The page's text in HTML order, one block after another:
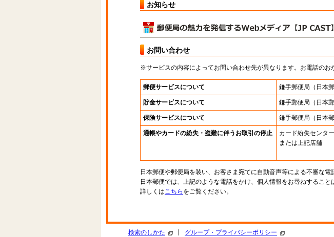
お知らせ
お問い合わせ
※サービスの内容によってお問い合わせ先が異なります。お電話のお
郵便サービスについて 鎌手郵便局 （日本
貯金サービスについて 鎌手郵便局 （日本
保険サービスについて 鎌手郵便局 （日本
通帳やカードの紛失・盗難に伴うお取引の停止 カード紛失センター
または上記店舗
日本郵便や郵便局を装い、お客さま宛てに自動音声等による不審な電
日本郵便では、上記のような電話をかけ、個人情報をお尋ねすること
詳しくはこちら をご覧ください。
検索のしかた グループ・プライバシーポリシー